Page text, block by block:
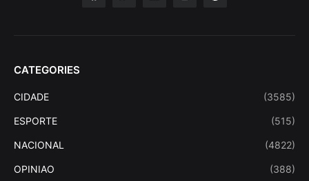
CATEGORIES
CIDADE (3585)
ESPORTE (515)
NACIONAL (4822)
OPINIAO (388)